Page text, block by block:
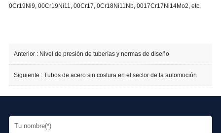
0Cr19Ni9, 00Cr19Ni11, 00Cr17, 0Cr18Ni11Nb, 0017Cr17Ni14Mo2, etc.
Anterior : Nivel de presión de tuberías y normas de diseño
Siguiente : Tubos de acero sin costura en el sector de la automoción